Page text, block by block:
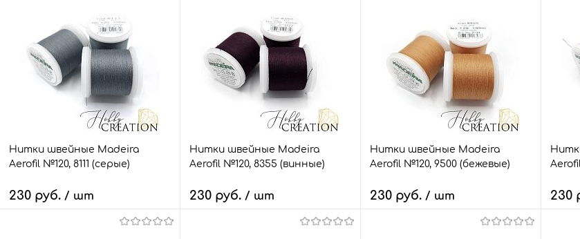
Нитки швейные Madeira
Aerofil №120, 8111 (серые)
230 руб. / шт
Нитки швейные Madeira
Aerofil №120, 8355 (винные)
230 руб. / шт
Нитки швейные Madeira
Aerofil №120, 9500 (бежевые)
230 руб. / шт 230